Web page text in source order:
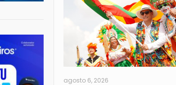
agosto 6, 2026